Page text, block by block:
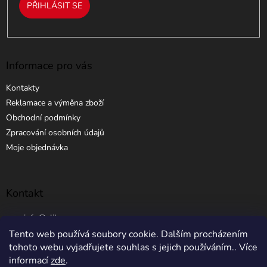
Tento web používá soubory cookie. Dalším procházením
tohoto webu vyjadřujete souhlas s jejich používáním.. Více
informacízde.
PŘIHLÁSIT SE
Informace pro vás
Kontakty
Reklamace a výměna zboží
Obchodní podmínky
Zpracování osobních údajů
Moje objednávka
Kontakt
info @ elibros.cz
+420 734 184 444